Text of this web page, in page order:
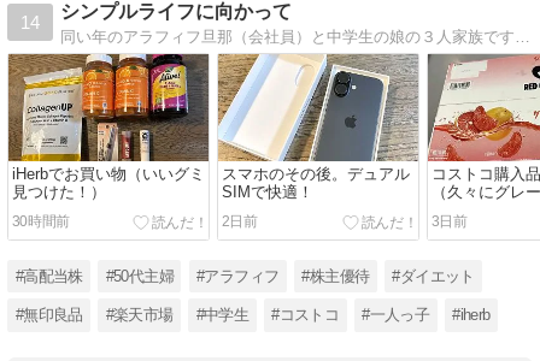
14
シンプルライフに向かって
同い年のアラフィフ旦那（会社員）と中学生の娘の３人家族です。 長年勤めたパートを辞めて、これからの生き方などシンプルライフに向かって試行錯誤していく模様を書き記しています。 アイコンは娘が書いてくれました＾＾
iHerbでお買い物（いいグミ
見つけた！）
30時間前
スマホのその後。デュアル
SIMで快適！
2日前
コストコ購入
（久々にグレ
ツ）
3日前
#高配当株 #50代主婦 #アラフィフ #株主優待 #ダイエット
#無印良品 #楽天市場 #中学生 #コストコ #一人っ子 #iherb